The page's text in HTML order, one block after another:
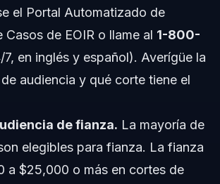
el Portal Automatizado de
Casos de EOIR o llame al 1-800-
7, en inglés y español). Averígüe la
audiencia y qué corte tiene el
de fianza. La mayoría de
elegibles para fianza. La fianza
a $25,000 o más en cortes de